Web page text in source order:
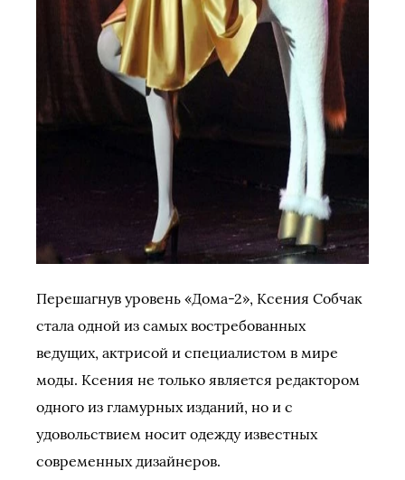
Перешагнув уровень «Дома-2», Ксения Собчак
стала одной из самых востребованных
ведущих, актрисой и специалистом в мире
моды. Ксения не только является редактором
одного из гламурных изданий, но и с
удовольствием носит одежду известных
современных дизайнеров.